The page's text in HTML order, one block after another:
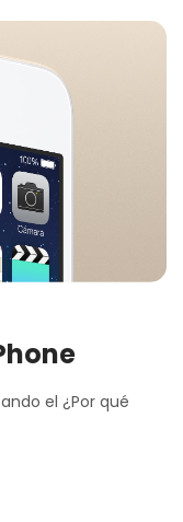
el ¿Por qué